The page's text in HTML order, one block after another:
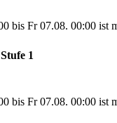
bis Fr 07.08. 00:00 ist
1
bis Fr 07.08. 00:00 ist